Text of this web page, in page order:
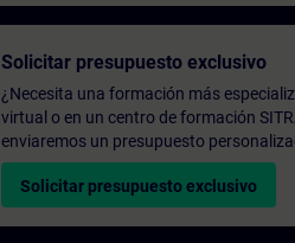
Solicitar presupuesto exclusivo
¿Necesita una formación más
virtual o en un centro de formación
enviaremos un presupuesto
Solicitar presupuesto exclusivo